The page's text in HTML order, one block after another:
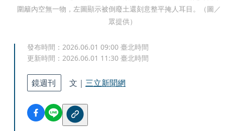
圍籬內空無一物，左圖顯示被倒廢土還刻意整平掩人耳目。（圖／
眾提供）
發布時間： 2026.06.01 09:00 臺北時間
更新時間： 2026.06.01 11:30 臺北時間
鏡週刊 文｜ 三立新聞網